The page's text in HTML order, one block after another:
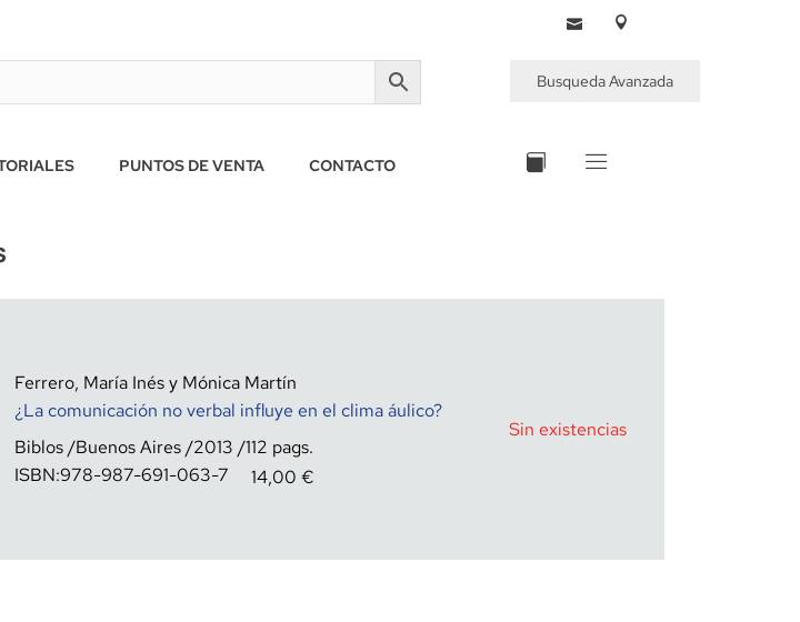
Busqueda Avanzada
PUNTOS DE VENTA CONTACTO
Ferrero, María Inés y Mónica Martín
¿La comunicación no verbal influye en el clima áulico?
Biblos Buenos Aires 2013 112
ISBN:978-987-691-063-7 14,00 €
Sin existencias